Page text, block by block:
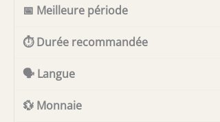
📅 Meilleure période
⏱️ Durée recommandée
🗣️ Langue
💱 Monnaie